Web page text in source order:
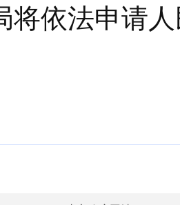
将依法申请